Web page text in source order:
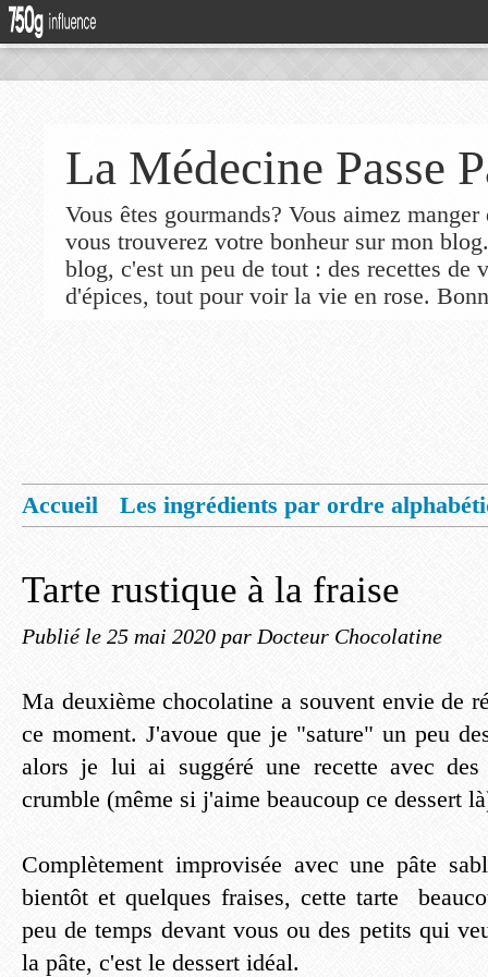
La Médecine Passe
Vous êtes gourmands? Vous aimez
vous trouverez votre bonheur sur mon
blog, c'est un peu de tout : des recettes de
d'épices, tout pour voir la vie en rose.
Accueil
Les ingrédients par ordre
Tarte rustique à la fraise
Publié le 25 mai 2020 par Docteur Chocolatine
Ma deuxième chocolatine a souvent envie de
ce moment. J'avoue que je "sature" un peu
alors je lui ai suggéré une recette avec
crumble (même si j'aime beaucoup ce dessert
Complètement improvisée avec une pâte
bientôt et quelques fraises, cette tarte
peu de temps devant vous ou des petits qui
la pâte, c'est le dessert idéal.